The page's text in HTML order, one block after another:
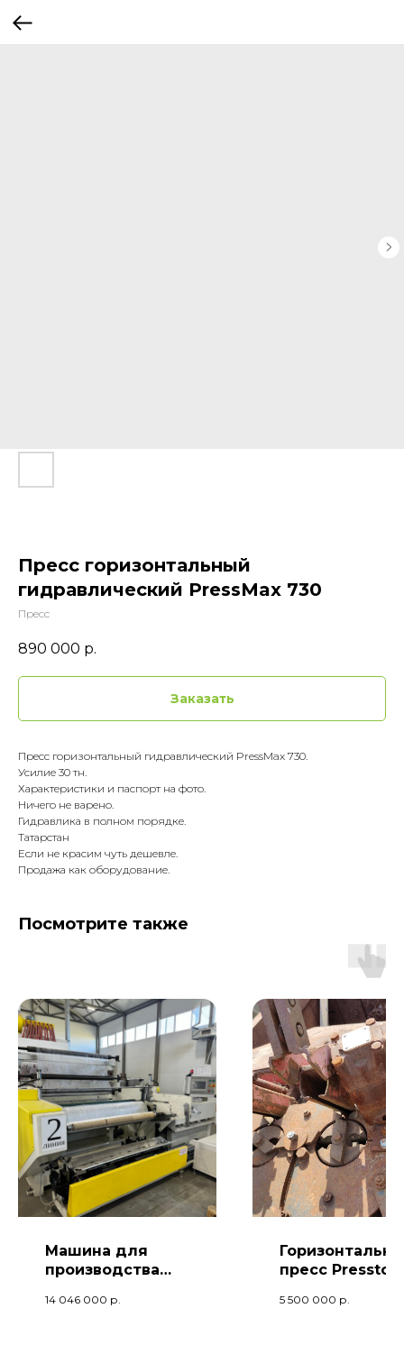
Пресс горизонтальный
гидравлический PressMax 730
Пресс
890 000 р.
Заказать
Пресс горизонтальный гидравлический PressMax 730.
Усилие 30 тн.
Характеристики и паспорт на фото.
Ничего не варено.
Гидравлика в полном порядке.
Татарстан
Если не красим чуть дешевле.
Продажа как оборудование.
Посмотрите также
Машина для
производства
XHD-
14 046 000 р.
пресс Pressto
5 500 000 р.